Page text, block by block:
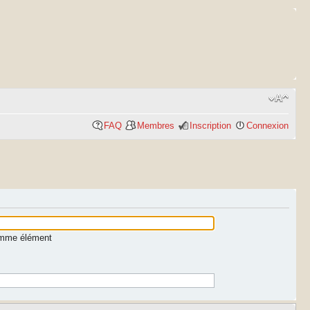
FAQ Membres Inscription Connexion
élément